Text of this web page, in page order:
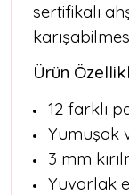
sertifikalı
Ürün
12 farklı
Yumuşak
3 mm
Yuvarlak